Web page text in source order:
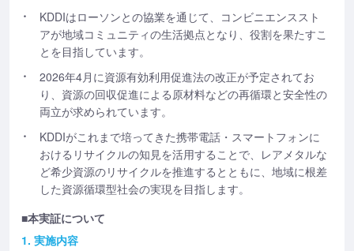
KDDIはローソンとの協業を通じて、コンビニエンススト
アが地域コミュニティの生活拠点となり、役割を果たすこ
とを目指しています。
2026年4月に資源有効利用促進法の改正が予定されてお
り、資源の回収促進による原材料などの再循環と安全性の
両立が求められています。
KDDIがこれまで培ってきた携帯電話・スマートフォンに
おけるリサイクルの知見を活用することで、レアメタルな
ど希少資源のリサイクルを推進するとともに、地域に根差
した資源循環型社会の実現を目指します。
■本実証について
1. 実施内容